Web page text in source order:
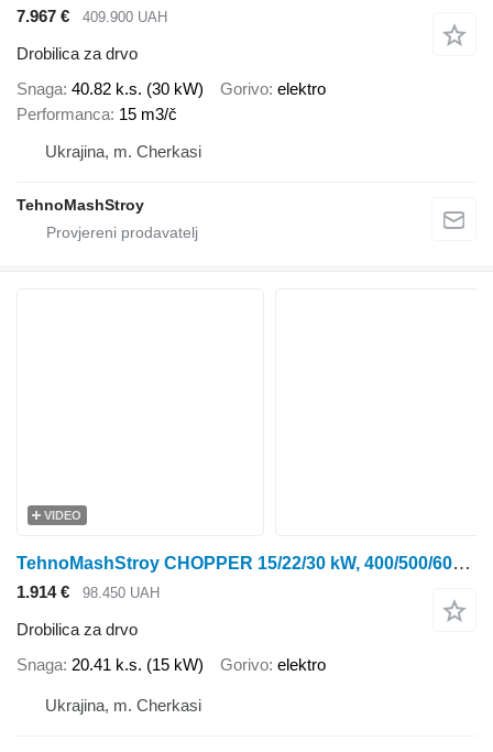
7.967 €
409.900 UAH
Drobilica za drvo
Snaga 40.82 k.s. (30 kW) Gorivo elektro
Performanca 15 m3/č
Ukrajina, m. Cherkasi
TehnoMashStroy
VIDEO
TehnoMashStroy CHOPPER 15/22/30 kW, 400/500/600 kg/h
1.914 € 98.450 UAH
Drobilica za drvo
Snaga 20.41 k.s. (15 kW) Gorivo elektro
Ukrajina, m. Cherkasi